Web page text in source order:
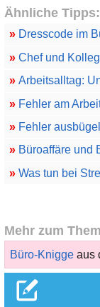
Ähnliche Tipps:
»Dresscode im
»Chef und
»Arbeitsalltag:
»Fehler am
»Fehler
»Büroaffäre und
»Was tun bei
Mehr zum
Büro-Kniggeaus